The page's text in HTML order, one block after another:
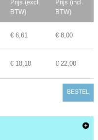
Prijs (excl.
BTW)
Prijs (incl.
BTW)
€ 6,61 € 8,00
€ 18,18 € 22,00
BESTEL